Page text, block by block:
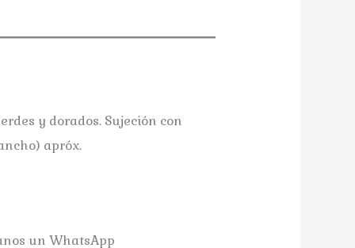
y dorados. Sujeción con
apróx.
un WhatsApp